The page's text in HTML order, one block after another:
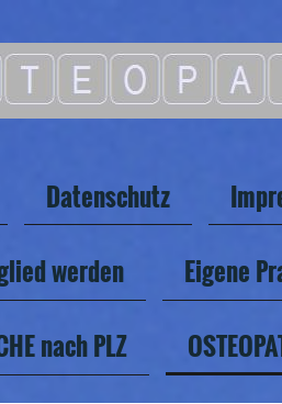
Datenschutz
werden
Eigene
nach PLZ